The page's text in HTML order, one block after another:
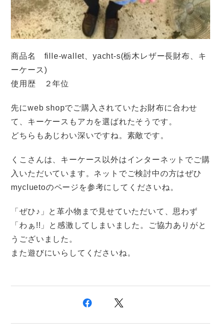
商品名 fille-wallet、yacht-s(栃木レザー長財布、キ
ーケース)
使用歴 ２年位
先にweb shopでご購入されていたお財布に合わせ
て、キーケースもアカを選ばれたそうです。
どちらもあじわい深いですね。素敵です。
くこさんは、キーケース以外はインターネットでご購
入いただいています。ネットでご検討中の方はぜひ
mycluetoのページを参考にしてくださいね。
「ぜひ♪」と革小物まで見せていただいて、思わず
「わぁ!!」と感激してしまいました。ご協力ありがと
うございました。
また遊びにいらしてくださいね。